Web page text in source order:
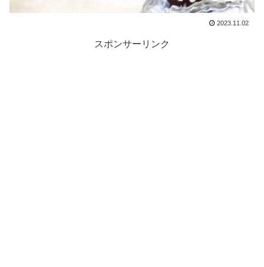
2023.11.02
スポンサーリンク